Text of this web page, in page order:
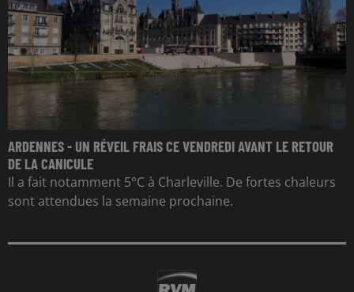
ARDENNES - UN RÉVEIL FRAIS CE VENDREDI AVANT LE RETOUR
DE LA CANICULE
Il a fait notamment 5°C à Charleville. De fortes chaleurs
sont attendues la semaine prochaine.